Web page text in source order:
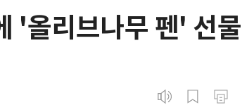
'올리브나무 펜' 선